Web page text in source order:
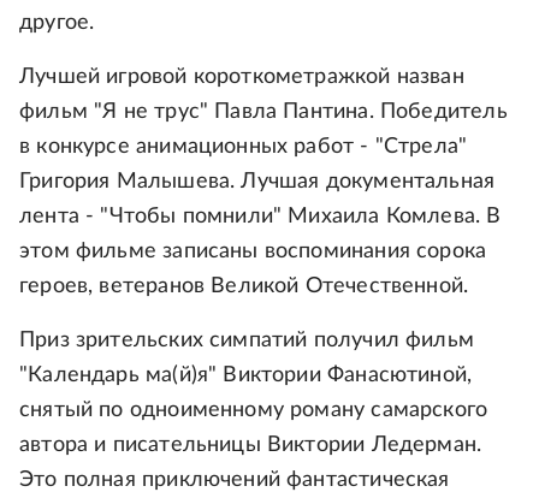
другое.
Лучшей игровой короткометражкой назван
фильм "Я не трус" Павла Пантина. Победитель
в конкурсе анимационных работ - "Стрела"
Григория Малышева. Лучшая документальная
лента - "Чтобы помнили" Михаила Комлева. В
этом фильме записаны воспоминания сорока
героев, ветеранов Великой Отечественной.
Приз зрительских симпатий получил фильм
"Календарь ма(й)я" Виктории Фанасютиной,
снятый по одноименному роману самарского
автора и писательницы Виктории Ледерман.
Это полная приключений фантастическая